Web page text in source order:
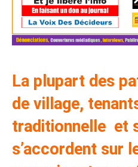
La plupart des
de village,
traditionnelle et
s’accordent sur